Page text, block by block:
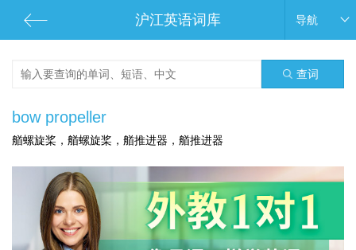
沪江英语词库 导航
查词
bow propeller
艏螺旋桨，艏螺旋桨，艏推进器，艏推进器